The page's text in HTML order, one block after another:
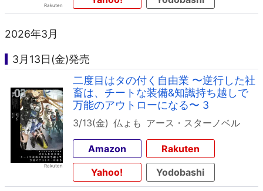
2026年3月
3月13日(金)発売
二度目はタの付く自由業 〜逆行した社
畜は、チートな装備&知識持ち越しで
万能のアウトローになる〜 3
3/13(金) 仏ょも アース・スターノベル
Amazon
Rakuten
Yahoo!
Yodobashi